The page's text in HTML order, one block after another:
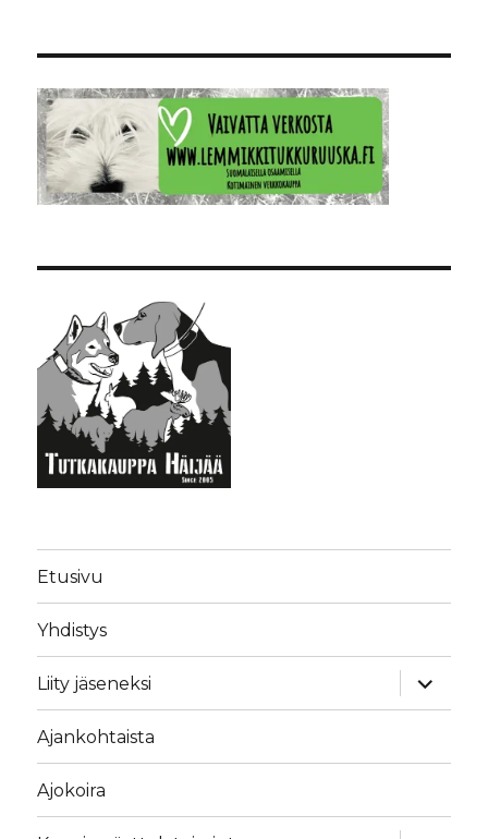
Etusivu
Yhdistys
Liity jäseneksi
näytä
Ajankohtaista
Ajokoira